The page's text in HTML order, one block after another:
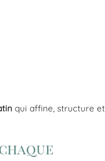
qui affine, structure et